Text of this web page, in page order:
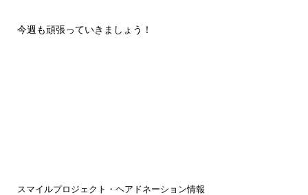
今週も頑張っていきましょう！
スマイルプロジェクト・ヘアドネーション情報